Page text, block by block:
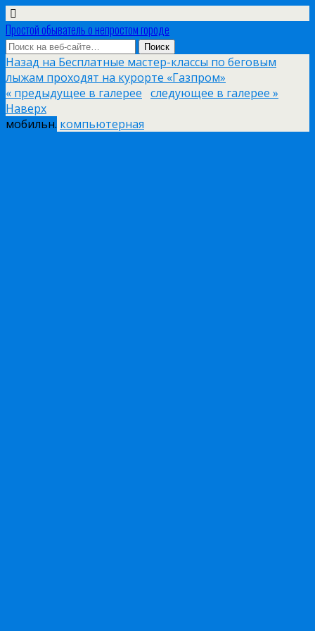
Простой обыватель о непростом городе
Назад на Бесплатные мастер-классы по беговым
лыжам проходят на курорте «Газпром»
« предыдущее в галерее следующее в галерее »
Наверх
мобильн. компьютерная